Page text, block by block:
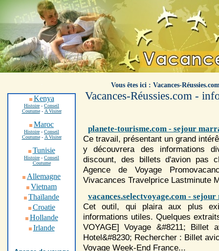
.
Kenya
Histoire - Conseil
Coutume - A Visiter
Maroc
Histoire - Conseil
Coutume- A Visiter
Tunisie
Histoire - Conseil
Coutume
Allemagne
Vietnam
Thaïlande
Croatie
Hollande
Irlande
Vous êtes ici : Vacances-
Vacances-Réussies.com -
planete-tourisme.com - sejour
Ce travail, présentant un grand
y découvrera des informations
discount, des billets d'avion pas
Agence de Voyage
Vivacances Travelprice Lastminute
vacances.selectvoyage.com -
Cet outil, qui plaira aux plus
informations utiles. Quelques
VOYAGE] Voyage &#8211; Billet
Hotel&#8230; Rechercher : Billet
Voyage Week-End France...